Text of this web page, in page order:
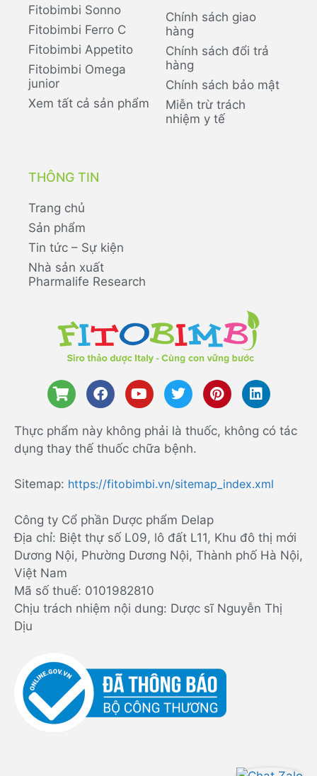
Fitobimbi Sonno
Fitobimbi Ferro C
Fitobimbi Appetito
Fitobimbi Omega
junior
Xem tất cả sản phẩm
Chính sách giao
hàng
Chính sách đổi trả
hàng
Chính sách bảo mật
Miễn trừ trách
nhiệm y tế
THÔNG TIN
Trang chủ
Sản phẩm
Tin tức – Sự kiện
Nhà sản xuất
Pharmalife Research
Thực phẩm này không phải là thuốc, không có tác
dụng thay thế thuốc chữa bệnh.
Sitemap: https://fitobimbi.vn/sitemap_index.xml
Công ty Cổ phần Dược phẩm Delap
Địa chỉ: Biệt thự số L09, lô đất L11, Khu đô thị mới
Dương Nội, Phường Dương Nội, Thành phố Hà Nội,
Việt Nam
Mã số thuế: 0101982810
Chịu trách nhiệm nội dung: Dược sĩ Nguyễn Thị
Dịu